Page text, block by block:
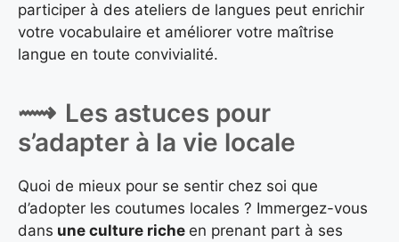
participer à des ateliers de langues peut enrichir
votre vocabulaire et améliorer votre maîtrise
langue en toute convivialité.
Les astuces pour
s’adapter à la vie locale
Quoi de mieux pour se sentir chez soi que
d’adopter les coutumes locales ? Immergez-vous
dans une culture riche en prenant part à ses